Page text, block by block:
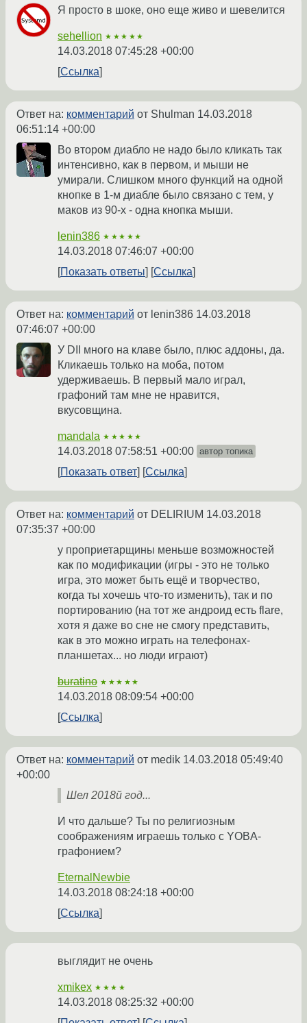
Я просто в шоке, оно еще живо и шевелится
sehellion ★★★★★
14.03.2018 07:45:28 +00:00
Ссылка
Ответ на: комментарий от Shulman 14.03.2018
06:51:14 +00:00
Во втором диабло не надо было кликать так
интенсивно, как в первом, и мыши не
умирали. Слишком много функций на одной
кнопке в 1-м диабле было связано с тем, у
маков из 90-х - одна кнопка мыши.
lenin386 ★★★★★
14.03.2018 07:46:07 +00:00
Показать ответы
Ссылка
Ответ на: комментарий от lenin386 14.03.2018
07:46:07 +00:00
У DII много на клаве было, плюс аддоны, да.
Кликаешь только на моба, потом
удерживаешь. В первый мало играл,
графоний там мне не нравится,
вкусовщина.
mandala ★★★★★
14.03.2018 07:58:51 +00:00 автор топика
Показать ответ Ссылка
Ответ на: комментарий от DELIRIUM 14.03.2018
07:35:37 +00:00
у проприетарщины меньше возможностей
как по модификации (игры - это не только
игра, это может быть ещё и творчество,
когда ты хочешь что-то изменить), так и по
портированию (на тот же андроид есть flare,
хотя я даже во сне не смогу представить,
как в это можно играть на телефонах-
планшетах... но люди играют)
buratino ★★★★★
14.03.2018 08:09:54 +00:00
Ссылка
Ответ на: комментарий от medik 14.03.2018 05:49:40
+00:00
Шел 2018й год...
И что дальше? Ты по религиозным
соображениям играешь только с YOBA-
графонием?
EternalNewbie
14.03.2018 08:24:18 +00:00
Ссылка
выглядит не очень
xmikex ★★★★
14.03.2018 08:25:32 +00:00